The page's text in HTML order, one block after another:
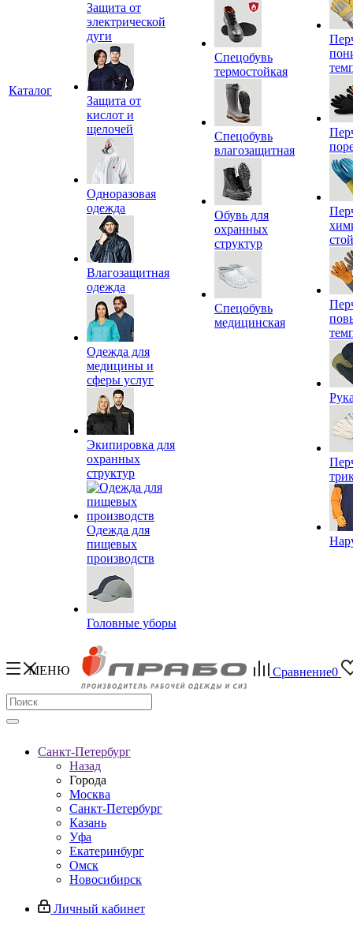
Каталог
Защита от
электрической
дуги
Защита от
кислот и
щелочей
Одноразовая
одежда
Влагозащитная
одежда
Одежда для
медицины и
сферы услуг
Экипировка для
охранных
структур
Одежда для
пищевых
производств
Головные уборы
Спецобувь
термостойкая
Спецобувь
влагозащитная
Обувь для
охранных
структур
Спецобувь
медицинская
МЕНЮ Сравнение0
Санкт-Петербург
Назад
Города
Москва
Санкт-Петербург
Казань
Уфа
Екатеринбург
Омск
Новосибирск
Личный кабинет